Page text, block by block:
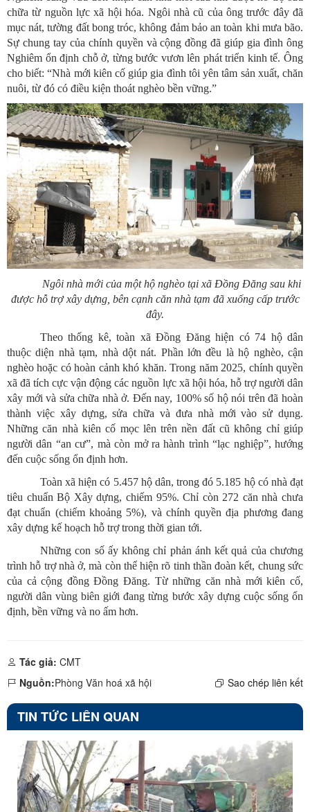
chữa từ nguồn lực xã hội hóa. Ngôi nhà cũ của ông trước đây đã
mục nát, tường đất bong tróc, không đảm bảo an toàn khi mưa bão.
Sự chung tay của chính quyền và cộng đồng đã giúp gia đình ông
Nghiêm ổn định chỗ ở, từng bước vươn lên phát triển kinh tế. Ông
cho biết: “Nhà mới kiên cố giúp gia đình tôi yên tâm sản xuất, chăn
nuôi, từ đó có điều kiện thoát nghèo bền vững.”
Ngôi nhà mới của một hộ nghèo tại xã Đồng Đăng sau khi
được hỗ trợ xây dựng, bên cạnh căn nhà tạm đã xuống cấp trước
đây.
Theo thống kê, toàn xã Đồng Đăng hiện có 74 hộ dân
thuộc diện nhà tạm, nhà dột nát. Phần lớn đều là hộ nghèo, cận
nghèo hoặc có hoàn cảnh khó khăn. Trong năm 2025, chính quyền
xã đã tích cực vận động các nguồn lực xã hội hóa, hỗ trợ người dân
xây mới và sửa chữa nhà ở. Đến nay, 100% số hộ nói trên đã hoàn
thành việc xây dựng, sửa chữa và đưa nhà mới vào sử dụng.
Những căn nhà kiên cố mọc lên trên nền đất cũ không chỉ giúp
người dân “an cư”, mà còn mở ra hành trình “lạc nghiệp”, hướng
đến cuộc sống ổn định hơn.
Toàn xã hiện có 5.457 hộ dân, trong đó 5.185 hộ có nhà đạt
tiêu chuẩn Bộ Xây dựng, chiếm 95%. Chỉ còn 272 căn nhà chưa
đạt chuẩn (chiếm khoảng 5%), và chính quyền địa phương đang
xây dựng kế hoạch hỗ trợ trong thời gian tới.
Những con số ấy không chỉ phản ánh kết quả của chương
trình hỗ trợ nhà ở, mà còn thể hiện rõ tinh thần đoàn kết, chung sức
của cả cộng đồng Đồng Đăng. Từ những căn nhà mới kiên cố,
người dân vùng biên giới đang từng bước xây dựng cuộc sống ổn
định, bền vững và no ấm hơn.
Tác giả: CMT
Nguồn:Phòng Văn hoá xã hội Sao chép liên kết
TIN TỨC LIÊN QUAN